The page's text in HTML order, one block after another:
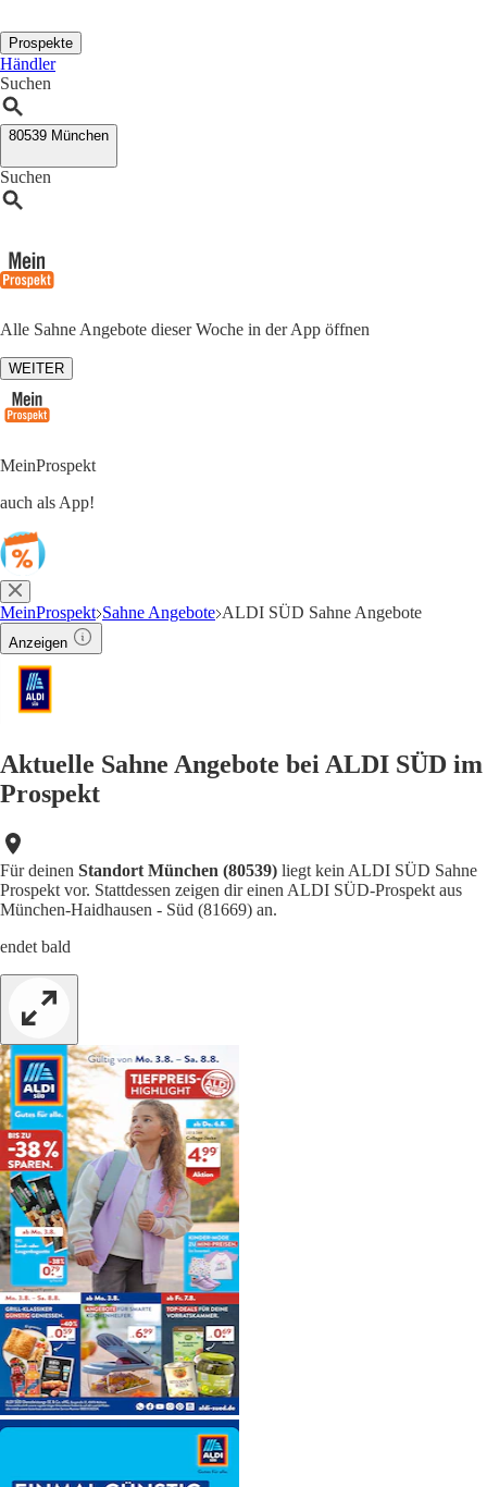
Prospekte
Händler
Suchen
80539 München
Suchen
Alle Sahne Angebote dieser Woche in der App öffnen
WEITER
MeinProspekt
auch als App!
MeinProspekt Sahne Angebote ALDI SÜD Sahne Angebote
Anzeigen
Aktuelle Sahne Angebote bei ALDI SÜD im
Prospekt
Für deinen Standort München (80539) liegt kein ALDI SÜD Sahne
Prospekt vor. Stattdessen zeigen dir einen ALDI SÜD-Prospekt aus
München-Haidhausen - Süd (81669) an.
endet bald